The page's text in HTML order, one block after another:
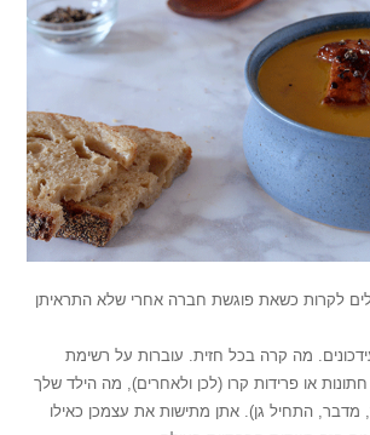
לקרות כשאת פוגשת חברה אחרי שלא התראיתן
מה קרה בכל חזית. עוברות על רשימת
חתונות או פרידות קרו (לכן ולאחרים), מה הילד שלך
מדבר, התחיל גן). אתן מתישות את עצמכן כאילו